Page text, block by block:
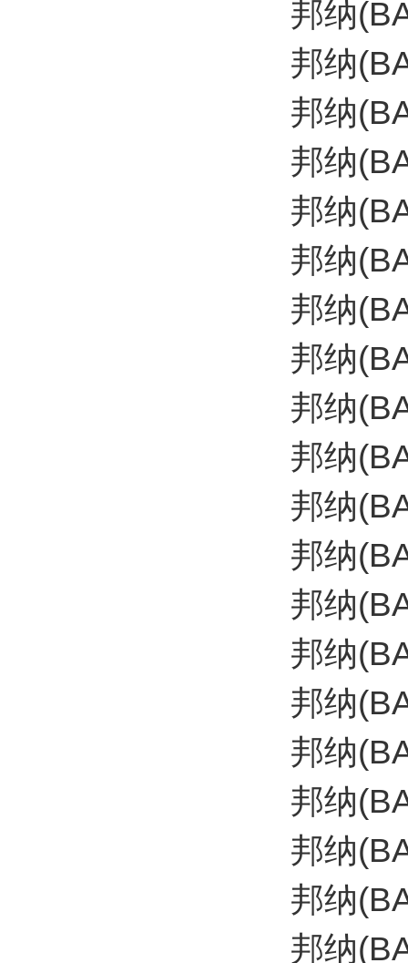
邦纳
邦纳
邦纳
邦纳
邦纳
邦纳
邦纳
邦纳
邦纳
邦纳
邦纳
邦纳
邦纳
邦纳
邦纳
邦纳
邦纳
邦纳
邦纳
邦纳